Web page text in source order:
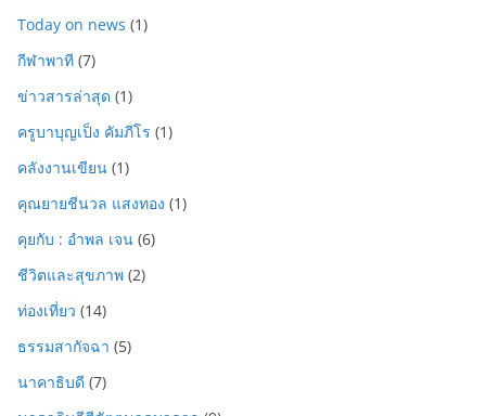
Today on news (1)
กีฬาพาที (7)
ข่าวสารล่าสุด (1)
ครูบาบุญเป็ง คัมภีโร (1)
คลังงานเขียน (1)
คุณยายชีนวล แสงทอง (1)
คุยกับ : อำพล เจน (6)
ชีวิตและสุขภาพ (2)
ท่องเที่ยว (14)
ธรรมสากัจฉา (5)
นาคาธิบดี (7)